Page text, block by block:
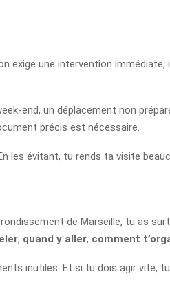
exige une intervention
end, un déplacement non
précis est nécessaire.
évitant, tu rends ta visite
de Marseille, tu as
, quand y aller, comment
inutiles. Et si tu dois agir vite,